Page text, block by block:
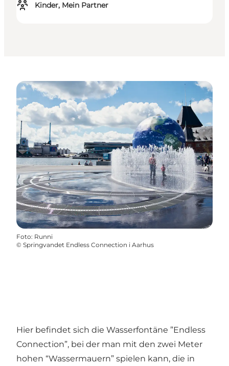
Kinder, Mein Partner
Foto: Runni
© Springvandet Endless Connection i Aarhus
Hier befindet sich die Wasserfontäne ”Endless
Connection”, bei der man mit den zwei Meter
hohen “Wassermauern” spielen kann, die in